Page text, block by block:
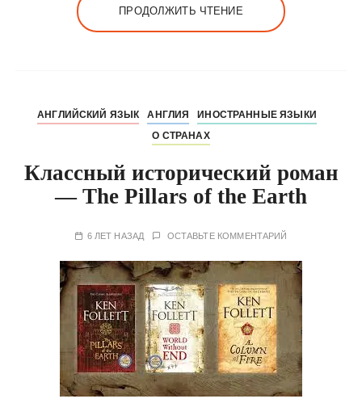
ПРОДОЛЖИТЬ ЧТЕНИЕ
АНГЛИЙСКИЙ ЯЗЫК АНГЛИЯ
ИНОСТРАННЫЕ ЯЗЫКИ
О СТРАНАХ
Классный исторический роман
— The Pillars of the Earth
6 ЛЕТ НАЗАД ОСТАВЬТЕ КОММЕНТАРИЙ